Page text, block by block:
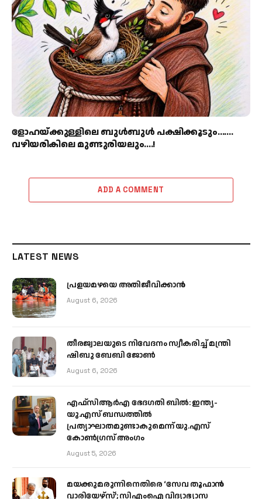
ളോഹയ്ക്കുള്ളിലെ ബുള്‍ബുള്‍ പക്ഷിക്കൂടും…….
വഴിയരികിലെ മുണ്ടുരിയലും….!
ADD A COMMENT
LATEST NEWS
പ്രളയമഴയെ അതിജീവിക്കാന്‍
August 6, 2026
തീരജ്വാലയുടെ നിവേദനം സ്വീകരിച്ച് മന്ത്രി
ഷിബു ബേബി ജോൺ
August 6, 2026
എഫ്‌സിആർഎ ഭേദഗതി ബിൽ: ഇന്ത്യ-
യു.എസ് ബന്ധത്തിൽ
പ്രത്യാഘാതമുണ്ടാകുമെന്ന് യു.എസ്
കോൺഗ്രസ് അംഗം
August 5, 2026
മയക്കുമരുന്നിനെതിരെ ‘സേവ തൂഫാൻ
വാരിയേഴ്‌സ്’; സിഎംഐ വിദ്യാഭ്യാസ